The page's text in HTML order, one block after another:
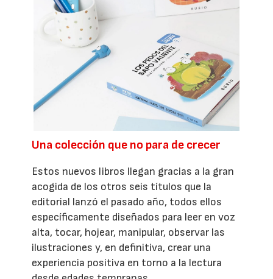
Una colección que no para de crecer
Estos nuevos libros llegan gracias a la gran
acogida de los otros seis títulos que la
editorial lanzó el pasado año, todos ellos
específicamente diseñados para leer en voz
alta, tocar, hojear, manipular, observar las
ilustraciones y, en definitiva, crear una
experiencia positiva en torno a la lectura